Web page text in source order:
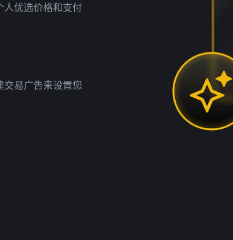
人优选价格和支付
交易广告来设置您